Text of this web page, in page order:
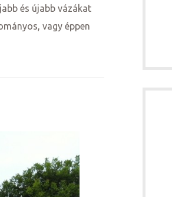
és újabb vázákat
vagy éppen